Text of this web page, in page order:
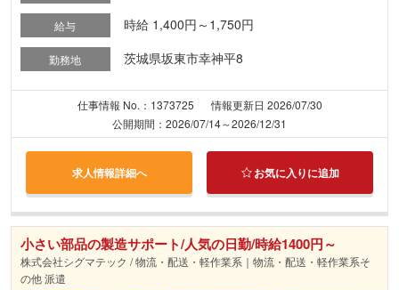
給与 時給 1,400円～1,750円
勤務地 茨城県坂東市幸神平8
仕事情報 No.：1373725
情報更新日 2026/07/30
公開期間：2026/07/14～2026/12/31
求人情報詳細へ お気に入りに追加
小さい部品の製造サポート/人気の日勤/時給1400円～
株式会社シグマテック / 物流・配送・軽作業系｜物流・配送・軽作業系そ
の他 派遣